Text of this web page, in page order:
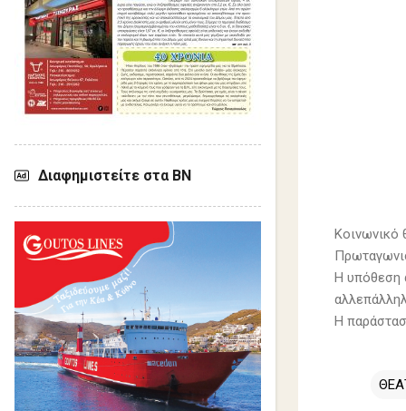
Κοινωνικό
Η υπόθεση
Η
Διαφημιστείτε στα ΒΝ